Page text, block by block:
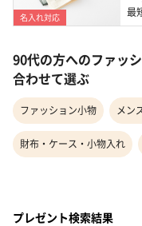
名入れ対応 最
90代の方へのファッ
合わせて選ぶ
ファッション小物 メン
財布・ケース・小物入れ
プレゼント検索結果